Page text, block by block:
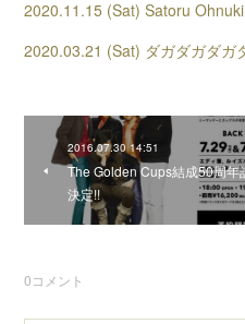
2020.11.15 (Sat) Satoru
2020.03.21 (Sat) ダガダガダガ
2016.07.30 14:51
The Golden Cups結成50周年
決定!!
0コメント